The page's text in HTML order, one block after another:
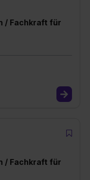
/ Fachkraft für
/ Fachkraft für